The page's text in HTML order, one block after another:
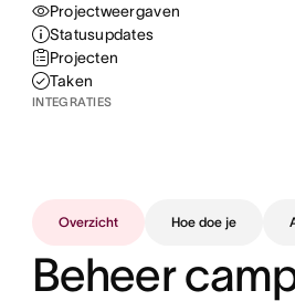
Projectweergaven
Statusupdates
Projecten
Taken
INTEGRATIES
Overzicht Hoe doe je
Beheer